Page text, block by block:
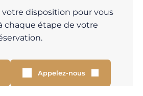
votre disposition pour vous
chaque étape de votre
Appelez-nous